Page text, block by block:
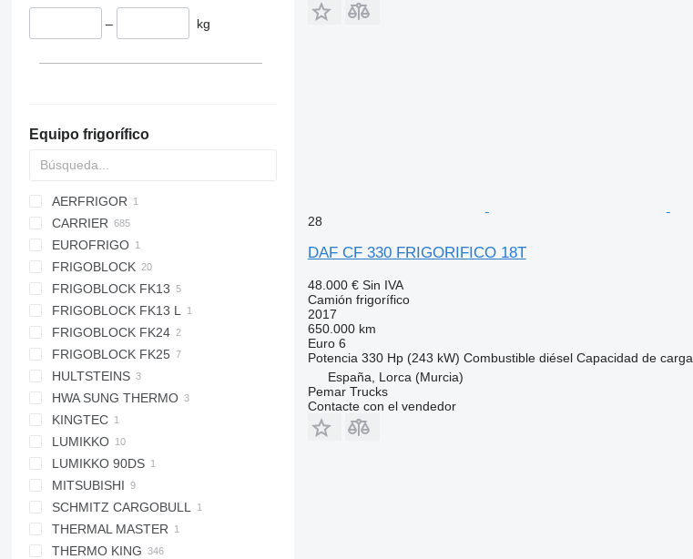
– kg
Equipo frigorífico
AERFRIGOR
CARRIER
CITIMAX 400
MAXIMA
MAXIMA 850
MAXIMA 1300
PULSOR 500
PULSOR 600 MT
SUPRA
SUPRA 450
SUPRA 550
SUPRA 750
SUPRA 750 MT
SUPRA 850
SUPRA 850 MT
SUPRA 850 Silent
SUPRA 850U
EUROFRIGO
FRIGOBLOCK
FRIGOBLOCK FK13
FRIGOBLOCK FK13 L
FRIGOBLOCK FK24
FRIGOBLOCK FK25
HULTSTEINS
HWA SUNG THERMO
KINGTEC
LUMIKKO
45D PLUS
L7 EVO
LUMIKKO 90DS
MITSUBISHI
TDJ430D
TDJS50DA
TU85SA
SCHMITZ CARGOBULL
THERMAL MASTER
THERMO KING
28
DAF CF 330 FRIGORIFICO 18T
48.000 € Sin IVA
Camión frigorífico
2017
650.000 km
Euro 6
Potencia 330 Hp (243 kW) Combustible diésel Capacidad de carga
España, Lorca (Murcia)
Pemar Trucks
Contacte con el vendedor